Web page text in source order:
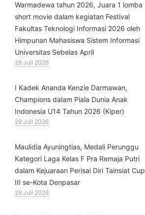
Warmadewa tahun 2026, Juara 1 lomba
short movie dalam kegiatan Festival
Fakultas Teknologi Informasi 2026 oleh
Himpunan Mahasiswa Sistem Informasi
Universitas Sebelas April
29 Juli 2026
⁠I Kadek Ananda Kenzie Darmawan,
Champions dalam Piala Dunia Anak
Indonesia U14 Tahun 2026 (Kiper)
29 Juli 2026
⁠Maulidia Ayuningtias, Medali Perunggu
Kategori Laga Kelas F Pra Remaja Putri
dalam Kejuaraan Perisai Diri Tainsiat Cup
III se-Kota Denpasar
29 Juli 2026